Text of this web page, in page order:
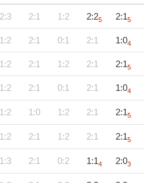
2:3 2:1 1:2 2:25 2:15
1:2 2:1 0:1 2:1 1:04
1:2 2:1 1:2 2:1 2:15
1:2 2:1 0:1 2:1 1:04
1:2 1:0 1:2 2:1 2:15
1:2 2:1 1:2 2:1 2:15
1:3 2:1 0:2 1:14 2:03